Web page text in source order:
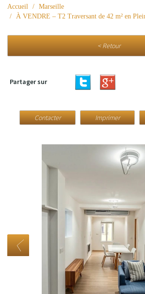
Accueil
Marseille
À VENDRE – T2 Traversant de 42 m² en
< Retour
Partager sur
Contacter Imprimer